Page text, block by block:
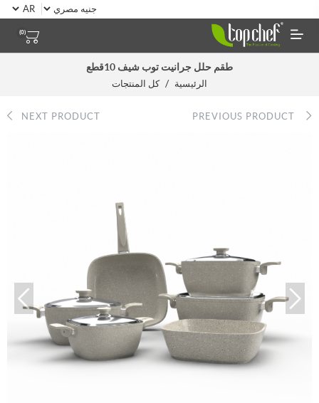
(0)
طقم حلل جرانيت توب شيف 10قطع
الرئيسية / كل المنتجات
NEXT PRODUCT